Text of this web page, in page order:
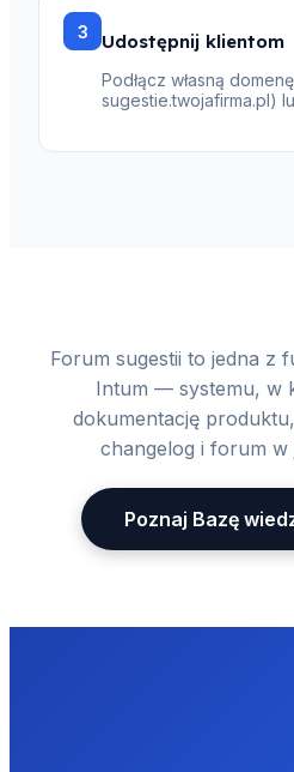
3 Udostępnij klientom
Podłącz własną
sugestie.twojafirma.pl)
Forum sugestii to jedna z
Intum — systemu, w
dokumentację
changelog i forum w
Poznaj Bazę